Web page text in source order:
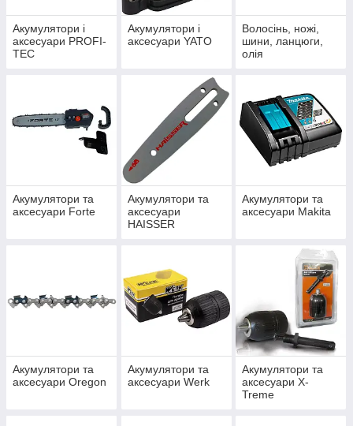
Акумулятори і
аксесуари PROFI-
TEC
Акумулятори і
аксесуари YATO
Волосінь, ножі,
шини, ланцюги,
олія
Акумулятори та
аксесуари Forte
Акумулятори та
аксесуари
HAISSER
Акумулятори та
аксесуари Makita
Акумулятори та
аксесуари Oregon
Акумулятори та
аксесуари Werk
Акумулятори та
аксесуари X-
Treme